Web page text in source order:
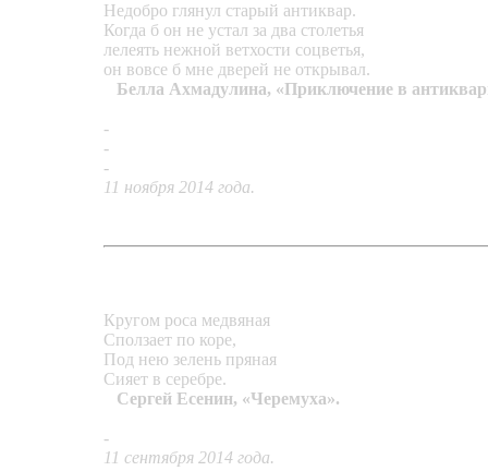
Недобро глянул старый антиквар.
Когда б он не устал за два столетья
лелеять нежной ветхости соцветья,
он вовсе б мне дверей не открывал.
Белла Ахмадулина, «Приключение в
-
-
-
11 ноября 2014 года.
Кругом роса медвяная
Сползает по коре,
Под нею зелень пряная
Сияет в серебре.
Сергей Есенин, «Черемуха».
-
11 сентября 2014 года.